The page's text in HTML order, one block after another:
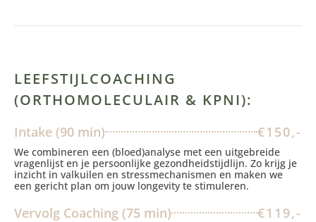
LEEFSTIJLCOACHING
(ORTHOMOLECULAIR & KPNI):
Intake (90 min) €150,-
We combineren een (bloed)analyse met een uitgebreide
vragenlijst en je persoonlijke gezondheidstijdlijn. Zo krijg je
inzicht in valkuilen en stressmechanismen en maken we
een gericht plan om jouw longevity te stimuleren.
Vervolg Coaching (75 min) €119,-